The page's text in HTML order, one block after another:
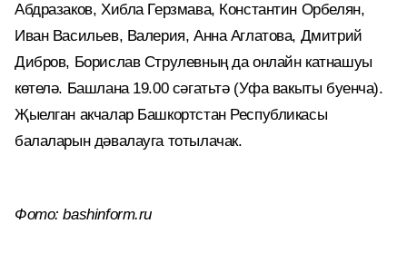
Абдразаков, Хибла Герзмава, Константин Орбелян,
Иван Васильев, Валерия, Анна Аглатова, Дмитрий
Дибров, Борислав Струлевның да онлайн катнашуы
көтелә. Башлана 19.00 сәгатьтә (Уфа вакыты буенча).
Җыелган акчалар Башкортстан Республикасы
балаларын дәвалауга тотылачак.
Фото: bashinform.ru